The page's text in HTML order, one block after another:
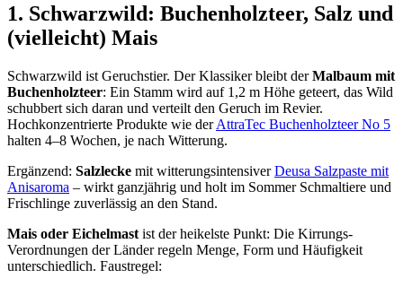
1. Schwarzwild: Buchenholzteer, Salz und
(vielleicht) Mais
Schwarzwild ist Geruchstier. Der Klassiker bleibt derMalbaum mit
Buchenholzteer: Ein Stamm wird auf 1,2 m Höhe geteert, das Wild
schubbert sich daran und verteilt den Geruch im Revier.
Hochkonzentrierte Produkte wie derAttraTec Buchenholzteer No 5
halten 4–8 Wochen, je nach Witterung.
Ergänzend: Salzlecke mit witterungsintensiverDeusa Salzpaste mit
Anisaroma – wirkt ganzjährig und holt im Sommer Schmaltiere und
Frischlinge zuverlässig an den Stand.
Mais oder Eichelmast ist der heikelste Punkt: Die Kirrungs-
Verordnungen der Länder regeln Menge, Form und Häufigkeit
unterschiedlich. Faustregel: